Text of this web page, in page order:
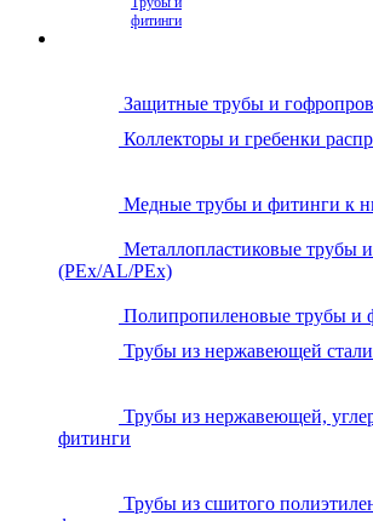
фитинги
Защитные трубы и
Коллекторы и гребенки
Медные трубы и фитинги к
Металлопластиковые трубы
(PEx/AL/PEx)
Полипропиленовые трубы и
Трубы из нержавеющей
Трубы из нержавеющей,
фитинги
Трубы из сшитого